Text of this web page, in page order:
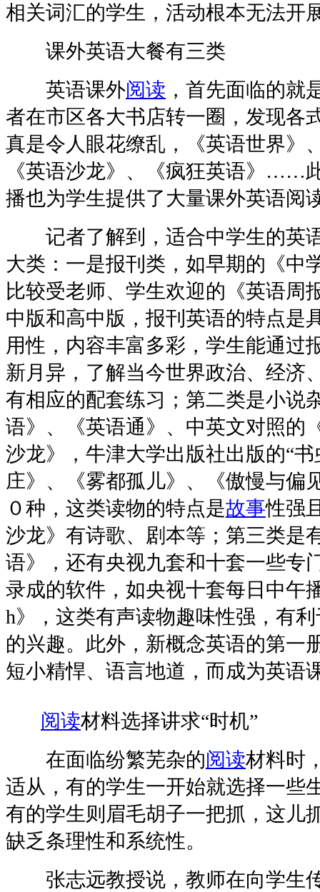
相关词汇的学生，活动根本无法开
课外英语大餐有三类
英语课外阅读 ，首先面临的就
者在市区各大书店转一圈，发现各
真是令人眼花缭乱，《英语世界》
《英语沙龙》、《疯狂英语》……
播也为学生提供了大量课外英语阅
记者了解到，适合中学生的英
大类：一是报刊类，如早期的《中
比较受老师、学生欢迎的《英语周
中版和高中版，报刊英语的特点是
用性，内容丰富多彩，学生能通过
新月异，了解当今世界政治、经济
有相应的配套练习；第二类是小说
语》、《英语通》、中英文对照的
沙龙》，牛津大学出版社出版的“
庄》、《雾都孤儿》、《傲慢与偏
０种，这类读物的特点是故事性强
沙龙》有诗歌、剧本等；第三类是
语》，还有央视九套和十套一些专
录成的软件，如央视十套每日中午
h》，这类有声读物趣味性强，有
的兴趣。此外，新概念英语的第一
短小精悍、语言地道，而成为英语
阅读材料选择讲求“时机”
在面临纷繁芜杂的阅读材料时
适从，有的学生一开始就选择一些
有的学生则眉毛胡子一把抓，这儿
缺乏条理性和系统性。
张志远教授说，教师在向学生